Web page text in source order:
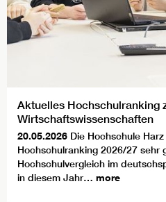
Aktuelles Hochschulranking
Wirtschaftswissenschaften
20.05.2026 Die Hochschule
Hochschulranking 2026/27 sehr
Hochschulvergleich im
in diesem Jahr… more